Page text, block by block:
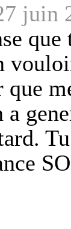
juin
que
a